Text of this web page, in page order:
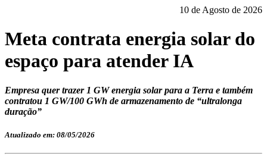
10 de Agosto de 2026
Meta contrata energia solar do
espaço para atender IA
Empresa quer trazer 1 GW energia solar para a Terra e também
contratou 1 GW/100 GWh de armazenamento de “ultralonga
duração”
Atualizado em: 08/05/2026